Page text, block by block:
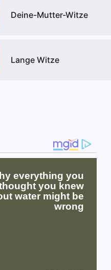
Deine-Mutter-Witze
Lange Witze